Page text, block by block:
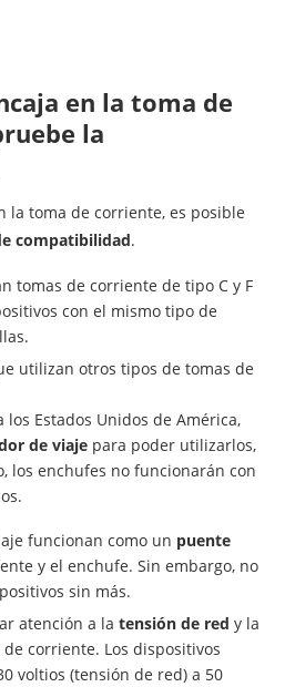
en la toma de
la
la toma de corriente, es posible
compatibilidad.
tomas de corriente de tipo C y F
con el mismo tipo de
utilizan otros tipos de tomas de
los Estados Unidos de América,
de viaje para poder utilizarlos,
los enchufes no funcionarán con
funcionan como un puente
y el enchufe. Sin embargo, no
sin más.
atención a la tensión de red y la
corriente. Los dispositivos
voltios (tensión de red) a 50